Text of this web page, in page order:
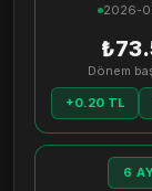
2026-
Dönem
+0.20 TL
6